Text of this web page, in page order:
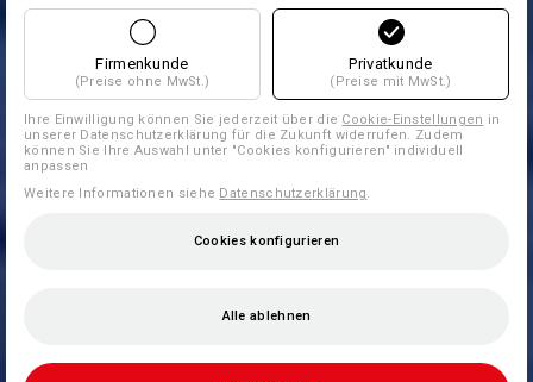
Firmenkunde
(Preise ohne MwSt.)
Privatkunde
(Preise mit MwSt.)
Ihre Einwilligung können Sie jederzeit über die Cookie-Einstellungen in
unserer Datenschutzerklärung für die Zukunft widerrufen. Zudem
können Sie Ihre Auswahl unter "Cookies konfigurieren" individuell
anpassen
Weitere Informationen siehe Datenschutzerklärung.
Cookies konfigurieren
Alle ablehnen